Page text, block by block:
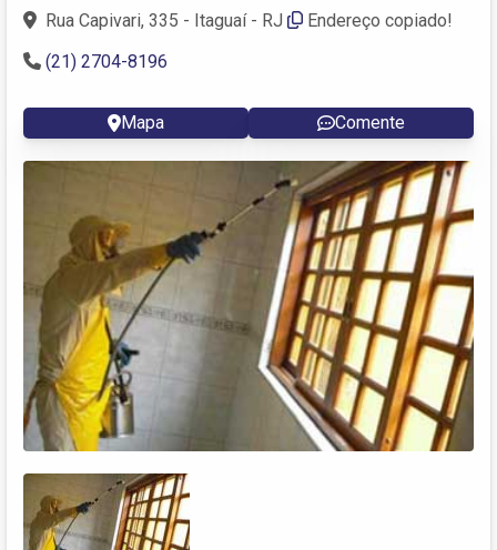
Rua Capivari, 335 - Itaguaí - RJ
Endereço copiado!
(21) 2704-8196
Mapa Comente